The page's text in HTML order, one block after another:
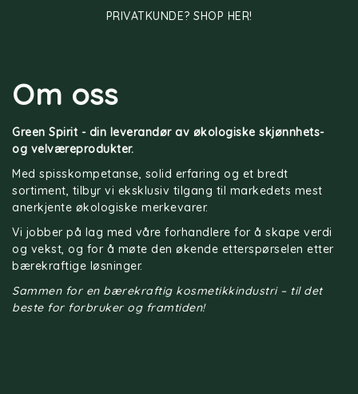
PRIVATKUNDE? SHOP HER!
Om oss
Green Spirit - din leverandør av økologiske skjønnhets-
og velværeprodukter.
Med spisskompetanse, solid erfaring og et bredt
sortiment, tilbyr vi eksklusiv tilgang til markedets mest
anerkjente økologiske merkevarer.
Vi jobber på lag med våre forhandlere for å skape verdi
og vekst, og for å møte den økende etterspørselen etter
bærekraftige løsninger.
Sammen for en bærekraftig kosmetikkindustri – til det
beste for forbruker og framtiden!